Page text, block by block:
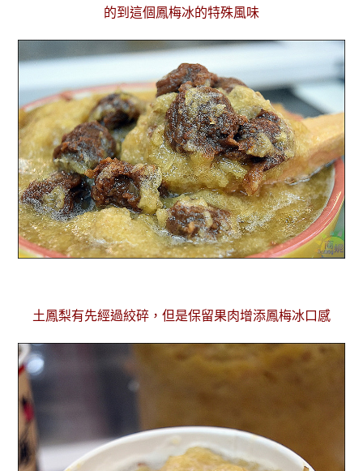
的到這個鳳梅冰的特殊風味
土鳳梨有先經過絞碎，但是保留果肉增添鳳梅冰口感